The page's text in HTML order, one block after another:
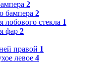
2
бампера 2
лобового стекла 1
фар 2
правой 1
левое 4